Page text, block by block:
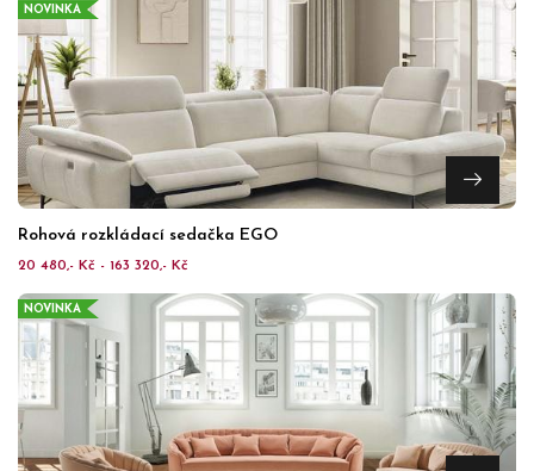
NOVINKA
Rohová rozkládací sedačka EGO
20 480,- Kč - 163 320,- Kč
NOVINKA